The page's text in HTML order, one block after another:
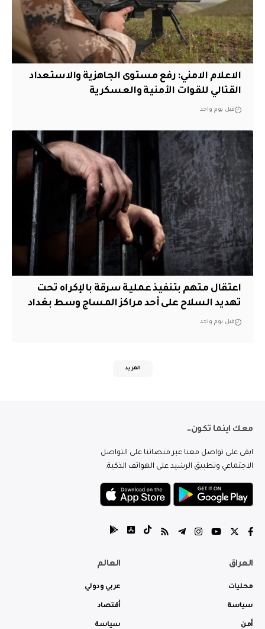
الاعلام الامني: رفع مستوى الجاهزية والاستعداد
القتالي للقوات الأمنية والعسكرية
قبل يوم واحد
اعتقال متهم بتنفيذ عملية سرقة بالإكراه تحت
تهديد السلاح على أحد مراكز المساج وسط بغداد
قبل يوم واحد
المزيد
معك اينما تكون..
ابقى على تواصل معنا عبر منصاتنا على التواصل
الاجتماعي وتطبيق الرشيد على الهواتف الذكية.
العراق
محليات
سياسة
أمن
العالم
عربي ودولي
أقتصاد
سياسة